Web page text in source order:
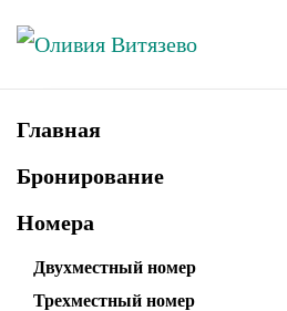
Главная
Бронирование
Номера
Двухместный номер
Трехместный номер